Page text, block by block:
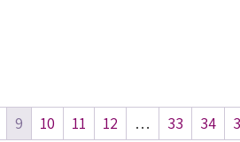
9 10 11 12 … 33 34